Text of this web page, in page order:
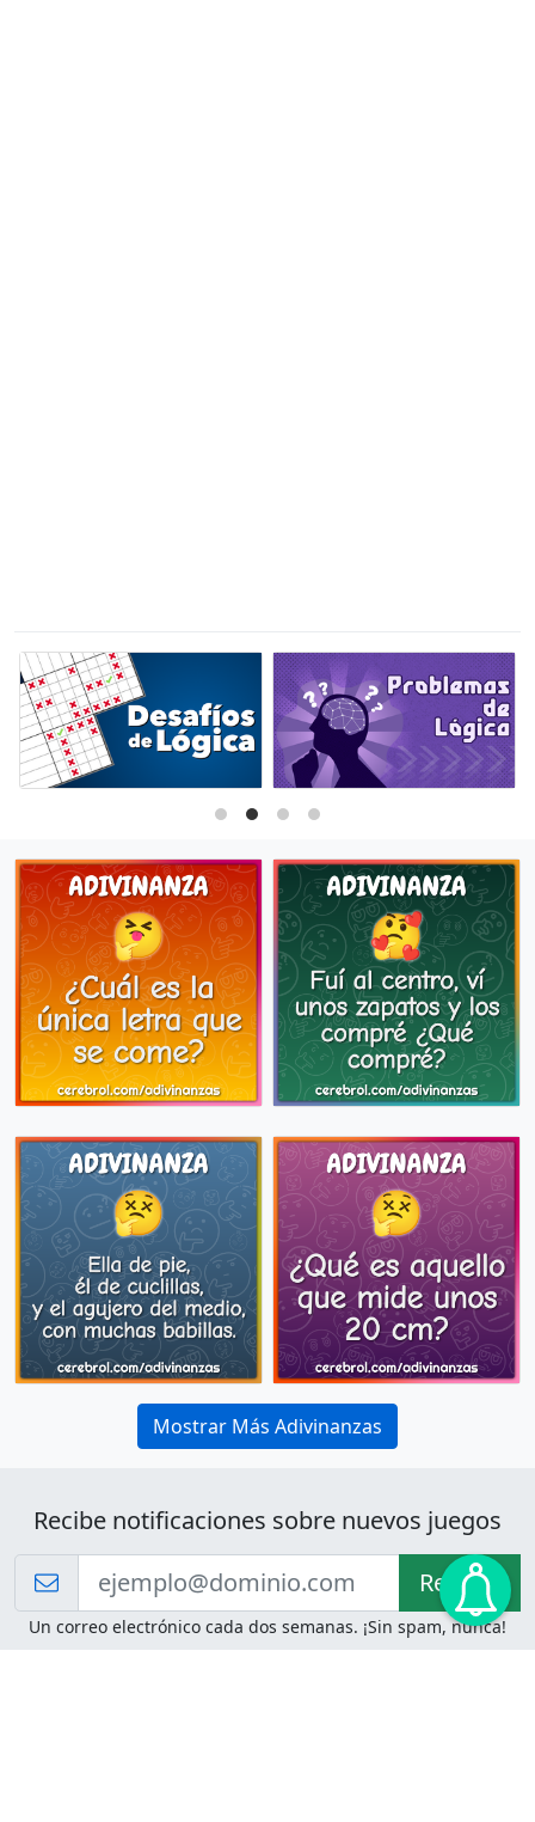
Mostrar Más Adivinanzas
Recibe notificaciones sobre nuevos juegos
Recibir!
Un correo electrónico cada dos semanas. ¡Sin spam, nunca!